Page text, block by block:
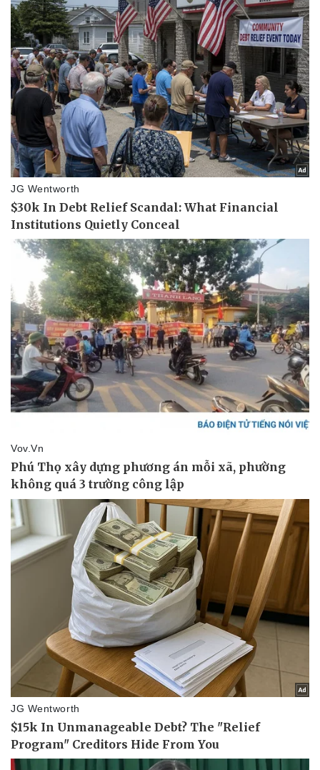
Thể thao
Bóng đá
Lịch thi đấu bóng đá
Thế giới thể thao
eSports
Hậu trường
Ô tô - Xe máy
Ô tô
Xe máy
Tư vấn